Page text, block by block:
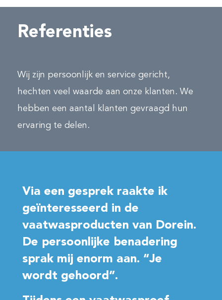
Referenties
Wij zijn persoonlijk en service gericht,
hechten veel waarde aan onze klanten. We
hebben een aantal klanten gevraagd hun
ervaring te delen.
Via een gesprek raakte ik
geïnteresseerd in de
vaatwasproducten van Dorein.
De persoonlijke benadering
sprak mij enorm aan. “Je
wordt gehoord”.